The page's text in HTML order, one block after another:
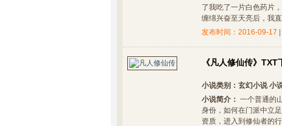
了我吃了一片白色药片
缠绵兴奋至天亮后，我
发布时间：2016-09-17
《凡人修仙传》TXT
小说类别： 玄幻小说小
小说简介： 一个普通的
身份，如何在门派中立
资质，进入到修仙者的